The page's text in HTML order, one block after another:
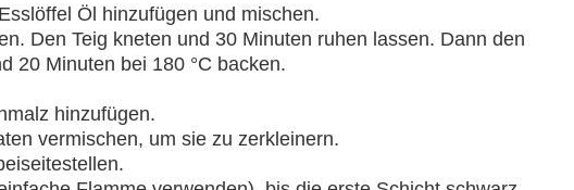
Öl hinzufügen und mischen.
Den Teig kneten und 30 Minuten ruhen lassen. Dann den
20 Minuten bei 180 °C backen.
hinzufügen.
vermischen, um sie zu zerkleinern.